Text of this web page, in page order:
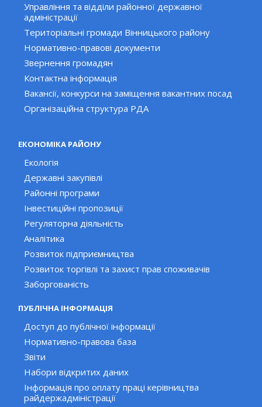
Управління та відділи районної державної
адміністрації
Територіальні громади Вінницького району
Нормативно-правові документи
Звернення громадян
Контактна інформація
Вакансії, конкурси на заміщення вакантних посад
Організаційна структура РДА
ЕКОНОМІКА РАЙОНУ
Екологія
Державні закупівлі
Районні програми
Інвестиційні пропозиції
Регуляторна діяльність
Аналітика
Розвиток підприємництва
Розвиток торгівлі та захист прав споживачів
Заборгованість
ПУБЛІЧНА ІНФОРМАЦІЯ
Доступ до публічної інформації
Нормативно-правова база
Звіти
Набори відкритих даних
Інформація про оплату праці керівництва
райдержадміністрації